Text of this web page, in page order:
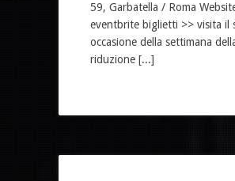
59, Garbatella / Roma
eventbrite biglietti >> visita il
occasione della settimana
riduzione [...]